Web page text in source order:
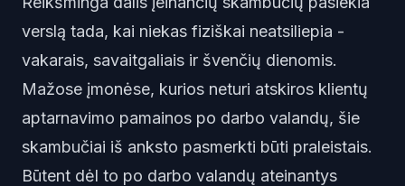
verslą tada, kai niekas fiziškai neatsiliepia -
vakarais, savaitgaliais ir švenčių dienomis.
Mažose įmonėse, kurios neturi atskiros klientų
aptarnavimo pamainos po darbo valandų, šie
skambučiai iš anksto pasmerkti būti praleistais.
Būtent dėl to po darbo valandų ateinantys